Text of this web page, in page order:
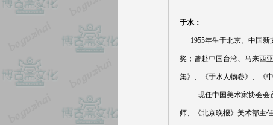
于水：
1955年生于北京。中国新
奖；曾赴中国台湾、马来西
集》、《于水人物卷》、《
现任中国美术家协会会员
师、《北京晚报》美术部主任